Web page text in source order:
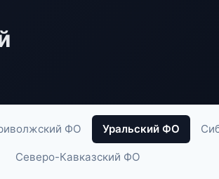
ФО Уральский ФО
Северо-Кавказский ФО